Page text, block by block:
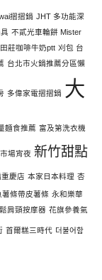
摺摺鍋 JHT 多功能深
不貳光車輪餅 Mister
莊咖啡牛奶ptt 刈包 台
台北市火鍋推薦分區懶
多偉家電摺摺鍋 大
麵食推薦 富及第洗衣機
場宵夜 新竹甜點
慶店 本家日本料理 杏
薯條帶皮薯條 永和樂華
肩頸按摩器 花旗參養氣
首爾糕三時代 더불어함